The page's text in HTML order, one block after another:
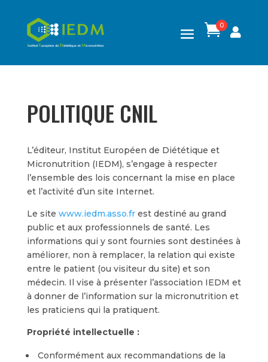
0

POLITIQUE CNIL
L’éditeur, Institut Européen de Diététique et
Micronutrition (IEDM), s’engage à respecter
l’ensemble des lois concernant la mise en place
et l’activité d’un site Internet.
Le site www.iedm.asso.frest destiné au grand
public et aux professionnels de santé. Les
informations qui y sont fournies sont destinées à
améliorer, non à remplacer, la relation qui existe
entre le patient (ou visiteur du site) et son
médecin. Il vise à présenter l’association IEDM et
à donner de l’information sur la micronutrition et
les praticiens qui la pratiquent.
Propriété intellectuelle :
Conformément aux recommandations de la